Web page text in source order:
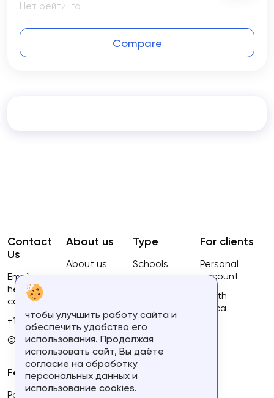
Нет рейтинга
Compare
About us
About us
Terms of
use
Type
Schools
For clients
Personal
account
South
Africa
For partners
Partner's personal account
Contact
Us
Email:
hello@ca-
courses.com
+16134168460
© 2023.
чтобы улучшить работу сайта и
обеспечить удобство его
использования. Продолжая
использовать сайт, Вы даёте
согласие на обработку
персональных данных и
использование cookies.